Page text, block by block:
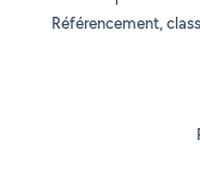
Référencement,